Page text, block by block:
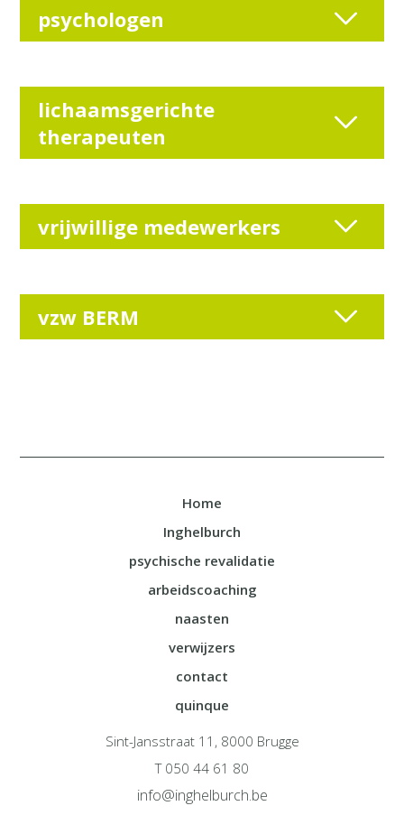
psychologen
lichaamsgerichte
therapeuten
vrijwillige medewerkers
vzw BERM
Home
Inghelburch
psychische revalidatie
arbeidscoaching
naasten
verwijzers
contact
quinque
Sint-Jansstraat 11, 8000 Brugge
T 050 44 61 80
info@inghelburch.be